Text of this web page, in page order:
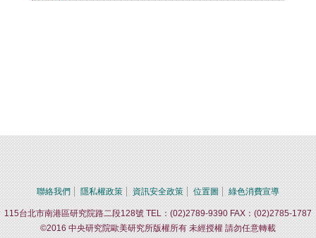
聯絡我們 隱私權政策 資訊安全政策 位置圖 綠色消費宣導
115台北市南港區研究院路二段128號 TEL：(02)2789-9390 FAX：(02)2785-1787
©2016 中央研究院歐美研究所版權所有 未經授權 請勿任意轉載